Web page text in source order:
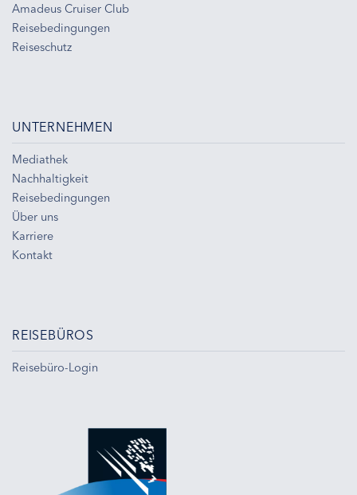
Amadeus Cruiser Club
Reisebedingungen
Reiseschutz
UNTERNEHMEN
Mediathek
Nachhaltigkeit
Reisebedingungen
Über uns
Karriere
Kontakt
REISEBÜROS
Reisebüro-Login